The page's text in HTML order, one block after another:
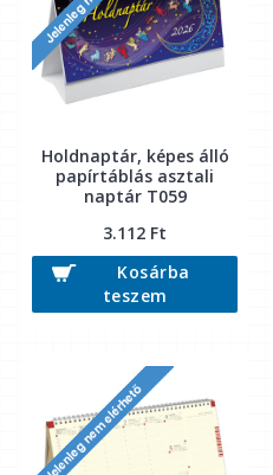
Holdnaptár, képes álló
papírtáblás asztali
naptár T059
3.112 Ft
Kosárba
teszem